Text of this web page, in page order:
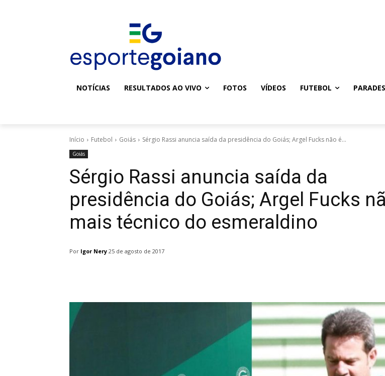
NOTÍCIAS RESULTADOS AO VIVO FOTOS VÍDEOS FUTEBOL
Início Futebol Goiás Sérgio Rassi anuncia saída da presidência do Goiás; Argel Fucks não é...
Goiás
Sérgio Rassi anuncia saída da
presidência do Goiás; Argel Fucks
mais técnico do esmeraldino
Por Igor Nery 25 de agosto de 2017